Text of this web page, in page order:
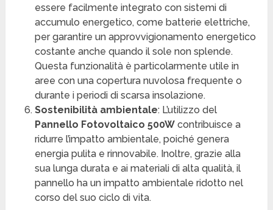
essere facilmente integrato con sistemi di
accumulo energetico, come batterie elettriche,
per garantire un approvvigionamento energetico
costante anche quando il sole non splende.
Questa funzionalità è particolarmente utile in
aree con una copertura nuvolosa frequente o
durante i periodi di scarsa insolazione.
Sostenibilità ambientale: L’utilizzo del
Pannello Fotovoltaico 500Wcontribuisce a
ridurre l’impatto ambientale, poiché genera
energia pulita e rinnovabile. Inoltre, grazie alla
sua lunga durata e ai materiali di alta qualità, il
pannello ha un impatto ambientale ridotto nel
corso del suo ciclo di vita.